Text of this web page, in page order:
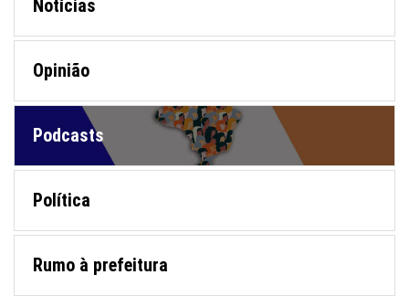
Notícias
Opinião
Podcasts
Política
Rumo à prefeitura